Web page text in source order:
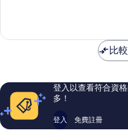
渡
全
包
拉
棒
評
論
比
登入以查看符合資
多！
登入 免費註冊